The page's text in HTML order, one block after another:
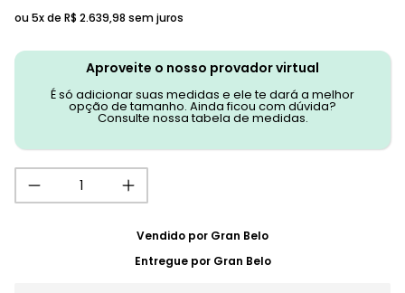
ou 5x de R$ 2.639,98 sem juros
Aproveite o nosso provador virtual
É só adicionar suas medidas e ele te dará a melhor
opção de tamanho. Ainda ficou com dúvida?
Consulte nossa tabela de medidas.
Vendido por Gran Belo
Entregue por Gran Belo